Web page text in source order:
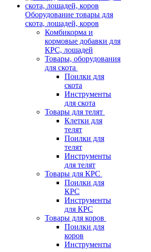
Оборудование товары для
скота, лошадей, коров
Комбикорма и
кормовые добавки для
КРС, лошадей
Товары, оборудования
для скота
Поилки для
скота
Инструменты
для скота
Товары для телят
Клетки для
телят
Поилки для
телят
Инструменты
для телят
Товары для КРС
Поилки для
КРС
Инструменты
для КРС
Товары для коров
Поилки для
коров
Инструменты